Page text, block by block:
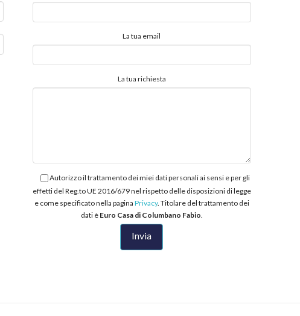
La tua email
La tua richiesta
Autorizzo il trattamento dei miei dati personali ai sensi e per gli
effetti del Reg.to UE 2016/679 nel rispetto delle disposizioni di legge
e come specificato nella pagina Privacy. Titolare del trattamento dei
dati è Euro Casa di Columbano Fabio.